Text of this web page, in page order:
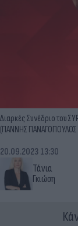
Διαρκές Συνέδριο του
(ΓΙΑΝΝΗΣ ΠΑΝΑΓΟΠΟΥΛΟΣ
Τάνια
Γκιώση
20.09.2023 13:30